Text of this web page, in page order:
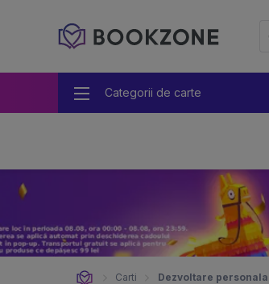
Categorii de carte
Carti Dezvoltare personala